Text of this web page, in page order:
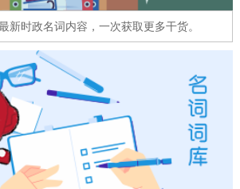
한국어 日本語
FRANÇAIS
العربية PORTUGUÊS
时政名词内容，一次获取更多干货。